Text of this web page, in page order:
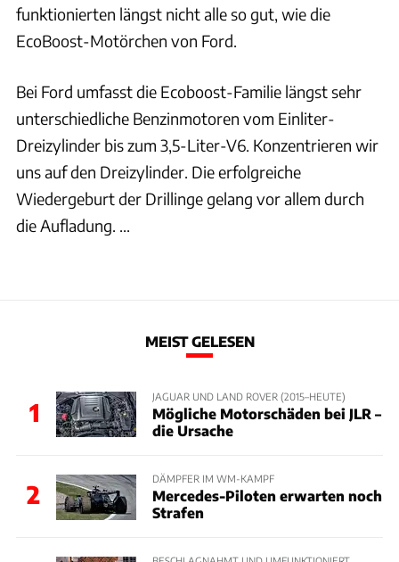
funktionierten längst nicht alle so gut, wie die
EcoBoost-Motörchen von Ford.
Bei Ford umfasst die Ecoboost-Familie längst sehr
unterschiedliche Benzinmotoren vom Einliter-
Dreizylinder bis zum 3,5-Liter-V6. Konzentrieren wir
uns auf den Dreizylinder. Die erfolgreiche
Wiedergeburt der Drillinge gelang vor allem durch
die Aufladung. ...
MEIST GELESEN
1
JAGUAR UND LAND ROVER (2015–HEUTE)
Mögliche Motorschäden bei JLR –
die Ursache
2
DÄMPFER IM WM-KAMPF
Mercedes-Piloten erwarten noch
Strafen